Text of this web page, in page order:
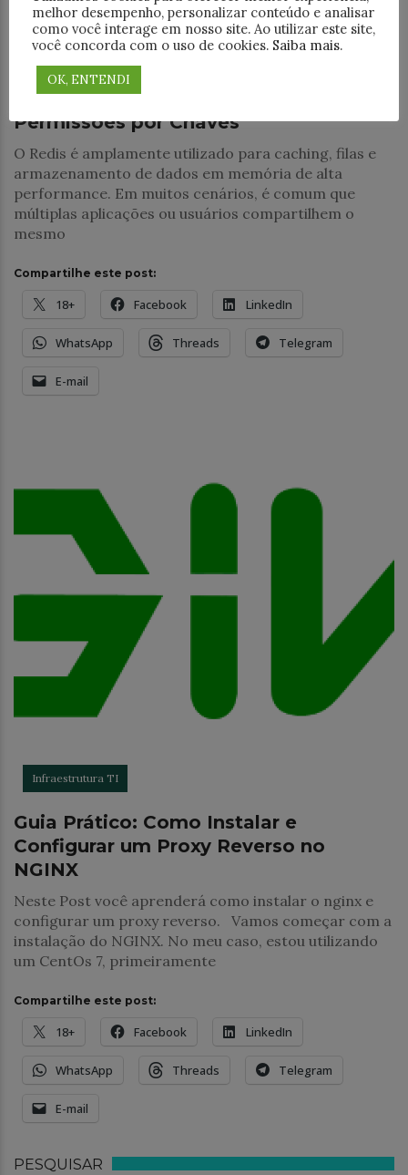
Desenvolvimento
Gerenciamento de Acessos no Redis
com Controle de Usuários e
Permissões por Chaves
O Redis é amplamente utilizado para caching, filas e
armazenamento de dados em memória de alta
performance. Em muitos cenários, é comum que
múltiplas aplicações ou usuários compartilhem o
mesmo
Compartilhe este post:
18+ Facebook LinkedIn
WhatsApp Threads Telegram
E-mail
Infraestrutura TI
Guia Prático: Como Instalar e
Configurar um Proxy Reverso no
NGINX
Neste Post você aprenderá como instalar o nginx e
configurar um proxy reverso. Vamos começar com a
instalação do NGINX. No meu caso, estou utilizando
um CentOs 7, primeiramente
Compartilhe este post:
18+ Facebook LinkedIn
WhatsApp Threads Telegram
E-mail
PESQUISAR
melhor desempenho, personalizar conteúdo e analisar
como você interage em nosso site. Ao utilizar este site,
você concorda com o uso de cookies. Saiba mais.
OK, ENTENDI